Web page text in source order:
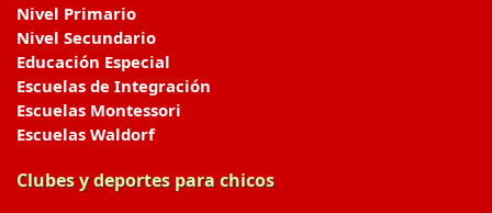
Nivel Primario
Nivel Secundario
Educación Especial
Escuelas de Integración
Escuelas Montessori
Escuelas Waldorf
Clubes y deportes para chicos